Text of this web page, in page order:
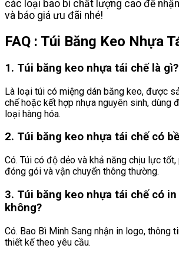
các loại bao bì chất lượng cao để
và báo giá ưu đãi nhé!
FAQ : Túi Băng Keo Nhựa
1. Túi băng keo nhựa tái chế là gì?
Là loại túi có miệng dán băng keo, được
chế hoặc kết hợp nhựa nguyên sinh, dùng
loại hàng hóa.
2. Túi băng keo nhựa tái chế có
Có. Túi có độ dẻo và khả năng chịu lực
đóng gói và vận chuyển thông thường.
3. Túi băng keo nhựa tái chế có
không?
Có. Bao Bì Minh Sang nhận in logo, thông
thiết kế theo yêu cầu.